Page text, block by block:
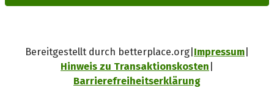
Bereitgestellt durch betterplace.org Impressum
Hinweis zu Transaktionskosten
Barrierefreiheitserklärung